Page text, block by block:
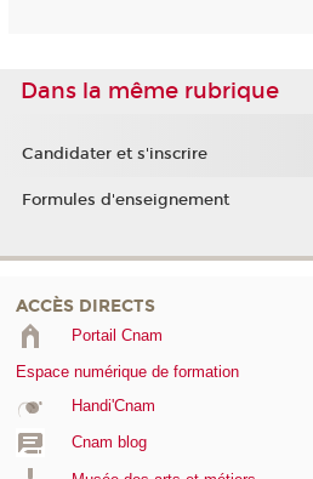
Dans la même rubrique
Candidater et s'inscrire
Formules d'enseignement
ACCÈS DIRECTS
Portail Cnam
Espace numérique de formation
Handi'Cnam
Cnam blog